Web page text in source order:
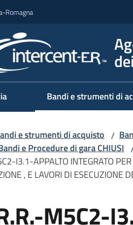
Romagna
Bandi e strumenti di
e strumenti di acquisto /
e Procedure di gara CHIUSI
I3.1-APPALTO INTEGRATO
, E LAVORI DI
M5C2-